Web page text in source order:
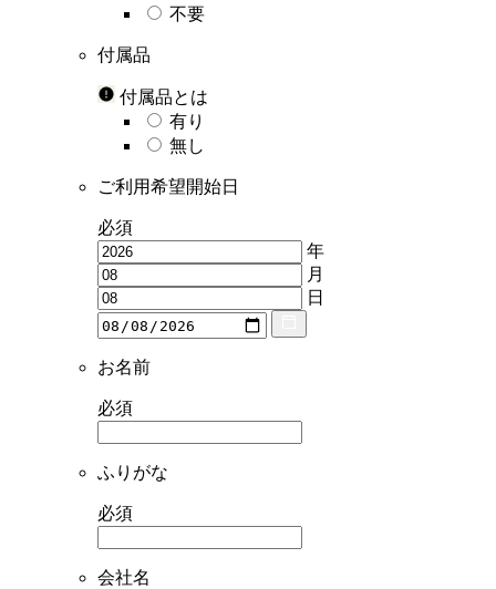
不要
付属品
付属品とは
有り
無し
ご利用希望開始日
必須
年
月
日
お名前
必須
ふりがな
必須
会社名